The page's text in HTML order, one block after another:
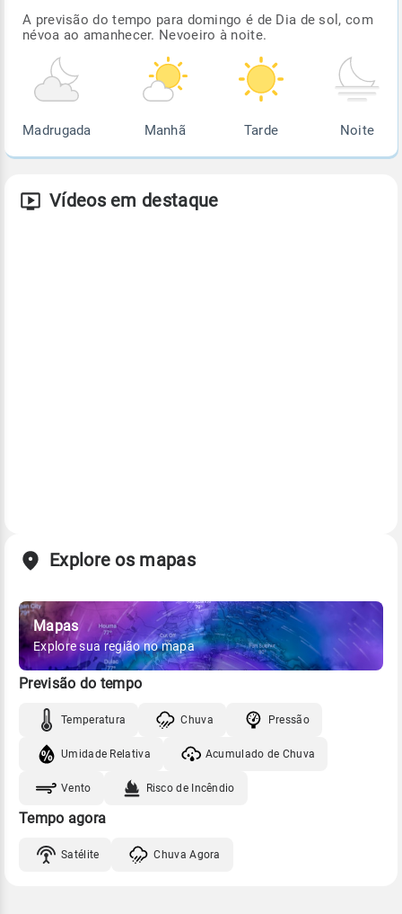
A previsão do tempo para domingo é de Dia de sol, com
névoa ao amanhecer. Nevoeiro à noite.
Madrugada Manhã Tarde Noite
Vídeos em destaque
Explore os mapas
Mapas
Explore sua região no mapa
Previsão do tempo
Temperatura Chuva Pressão
Umidade Relativa Acumulado de Chuva
Vento Risco de Incêndio
Tempo agora
Satélite Chuva Agora